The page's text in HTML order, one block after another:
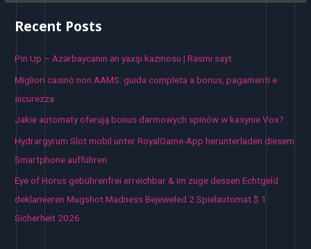
Recent Posts
Pin Up – Azərbaycanın ən yaxşı kazinosu | Rəsmi sayt
Migliori casinò non AAMS: guida completa a bonus, pagamenti e
sicurezza
Jakie automaty oferują bonus darmowych spinów w kasynie Vox?
Hydrargyrum Slot mobil unter RoyalGame-App herunterladen diesem
Smartphone aufführen
Eye of Horus gebührenfrei erreichbar & im zuge dessen Echtgeld
deklamieren Mugshot Madness Bejeweled 2 Spielautomat $ 1
Sicherheit 2026